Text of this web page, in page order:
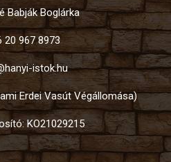
Babják Boglárka
20 967 8973
istok.hu
Erdei Vasút Végállomása)
KO21029215